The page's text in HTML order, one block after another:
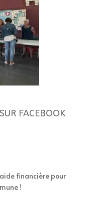
FACEBOOK
financière pour
!